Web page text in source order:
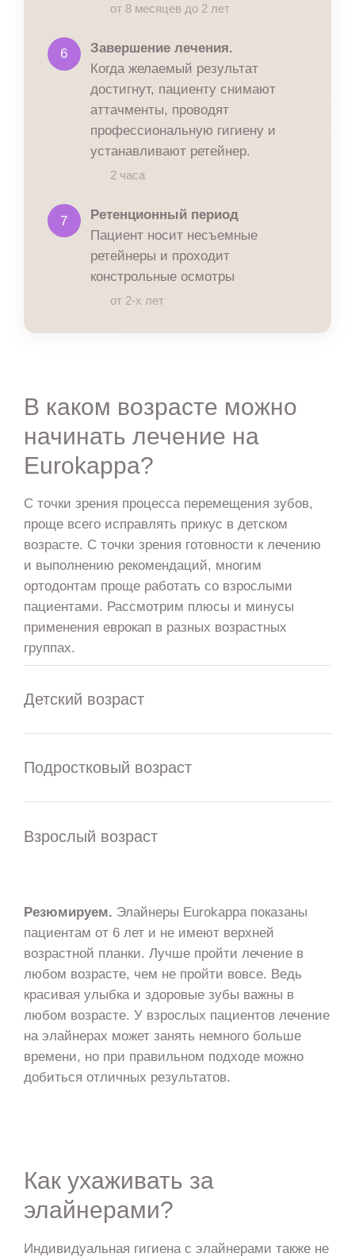
от 8 месяцев до 2 лет
6
Завершение лечения.
Когда желаемый результат
достигнут, пациенту снимают
аттачменты, проводят
профессиональную гигиену и
устанавливают ретейнер.
2 часа
7
Ретенционный период
Пациент носит несъемные
ретейнеры и проходит
констрольные осмотры
от 2-х лет
В каком возрасте можно
начинать лечение на
Eurokappa?
С точки зрения процесса перемещения зубов,
проще всего исправлять прикус в детском
возрасте. С точки зрения готовности к лечению
и выполнению рекомендаций, многим
ортодонтам проще работать со взрослыми
пациентами. Рассмотрим плюсы и минусы
применения еврокап в разных возрастных
группах.
Детский возраст
Подростковый возраст
Взрослый возраст
Резюмируем. Элайнеры Eurokappa показаны
пациентам от 6 лет и не имеют верхней
возрастной планки. Лучше пройти лечение в
любом возрасте, чем не пройти вовсе. Ведь
красивая улыбка и здоровые зубы важны в
любом возрасте. У взрослых пациентов лечение
на элайнерах может занять немного больше
времени, но при правильном подходе можно
добиться отличных результатов.
Как ухаживать за
элайнерами?
Индивидуальная гигиена с элайнерами также не